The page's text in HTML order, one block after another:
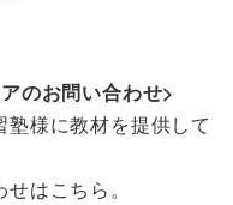
のお問い合わせ>
様に教材を提供して
はこちら。